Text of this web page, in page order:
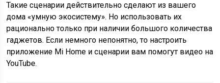
Такие сценарии действительно сделают из вашего
дома «умную экосистему». Но использовать их
рационально только при наличии большого количества
гаджетов. Если немного непонятно, то настроить
приложение Mi Home и сценарии вам помогут видео на
YouTube.